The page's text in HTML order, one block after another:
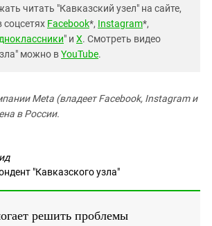
читать "Кавказский узел" на сайте,
соцсетях Facebook*, Instagram*,
" и X. Смотреть видео
можно вYouTube.
Meta (владеет Facebook, Instagram и
в России.
"Кавказского узла"
решить проблемы